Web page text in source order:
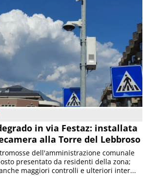
in via Festaz: installata
alla Torre del Lebbroso
dell'amministrazione comunale
presentato da residenti della zona;
maggiori controlli e ulteriori inter...